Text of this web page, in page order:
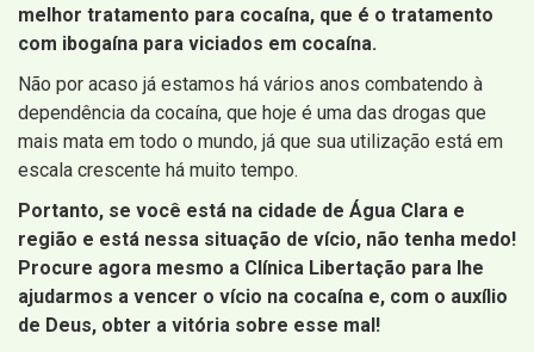
melhor tratamento para cocaína, que é o tratamento
com ibogaína para viciados em cocaína.
Não por acaso já estamos há vários anos combatendo à
dependência da cocaína, que hoje é uma das drogas que
mais mata em todo o mundo, já que sua utilização está em
escala crescente há muito tempo.
Portanto, se você está na cidade de Água Clara e
região e está nessa situação de vício, não tenha medo!
Procure agora mesmo a Clínica Libertação para lhe
ajudarmos a vencer o vício na cocaína e, com o auxílio
de Deus, obter a vitória sobre esse mal!